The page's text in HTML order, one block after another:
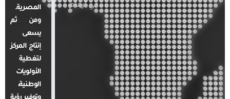
في أرقام
المصرية.
ومن ثم
يسعى
إنتاج المركز
لتغطية
الأولويات
الوطنية،